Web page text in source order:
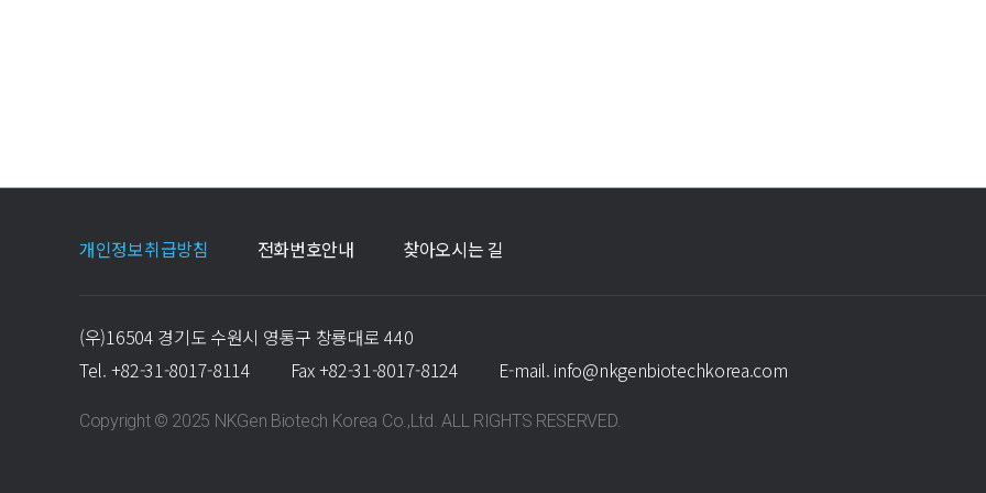
개인정보취급방침 전화번호안내 찾아오시는 길
(우)16504 경기도 수원시 영통구 창룡대로 440
Tel. +82-31-8017-8114 Fax+82-31-8017-8124 E-mail. info@nkgenbiotechkorea.com
Copyright © 2025 NKGen Biotech Korea Co.,Ltd. ALL RIGHTS RESERVED.